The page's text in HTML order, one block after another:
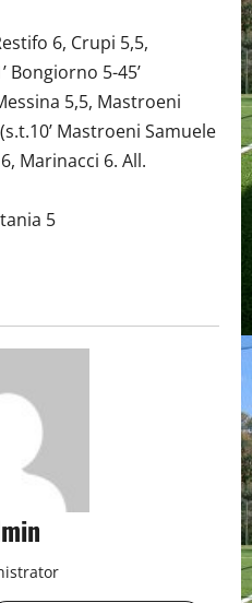
6, Crupi 5,5,
Bongiorno 5-45’
5,5, Mastroeni
Mastroeni Samuele
Marinacci 6. All.
5